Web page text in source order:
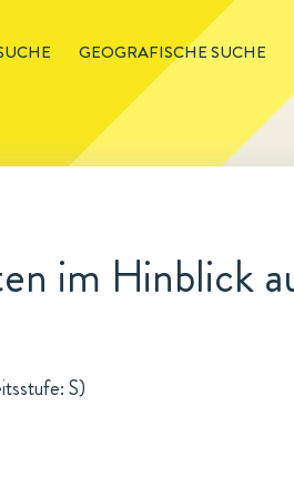
GEOGRAFISCHE SUCHE
im Hinblick
S)